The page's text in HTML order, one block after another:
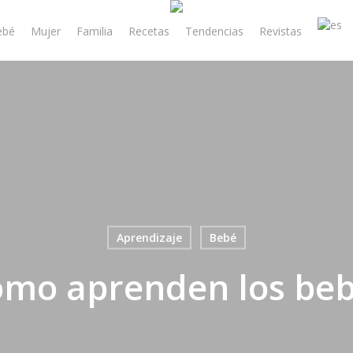
Mujer Familia Recetas Tendencias Revistas
Aprendizaje Bebé
aprenden los